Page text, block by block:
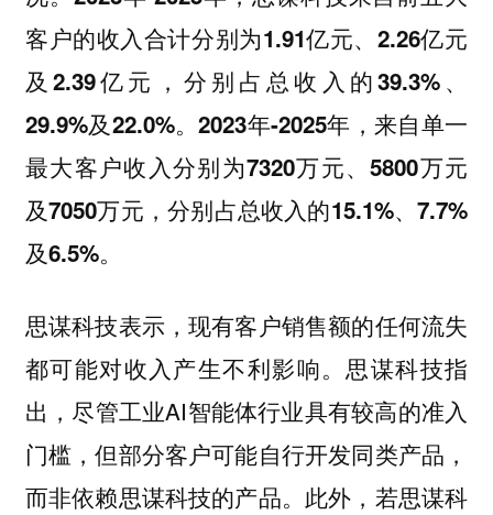
客户的收入合计分别为1.91亿元、2.26亿元
及2.39亿元，分别占总收入的39.3%、
29.9%及22.0%。2023年-2025年，来自单一
最大客户收入分别为7320万元、5800万元
及7050万元，分别占总收入的15.1%、7.7%
及6.5%。
思谋科技表示，现有客户销售额的任何流失
都可能对收入产生不利影响。思谋科技指
出，尽管工业AI智能体行业具有较高的准入
门槛，但部分客户可能自行开发同类产品，
而非依赖思谋科技的产品。此外，若思谋科